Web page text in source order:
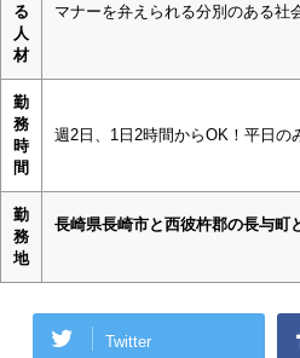
る
人
材
マナーを弁えられる分別のある社
勤
務
時
間
週2日、1日2時間からOK！平日の
勤
務
地
長崎県長崎市と西彼杵郡の長与町
Twitter